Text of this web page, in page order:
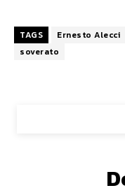
TAGS Ernesto Alecci
soverato